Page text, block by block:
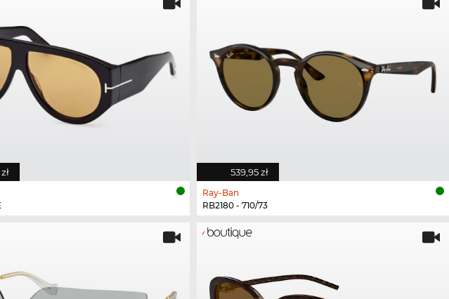
539,95 zł
Ray-Ban
RB2180 - 710/73